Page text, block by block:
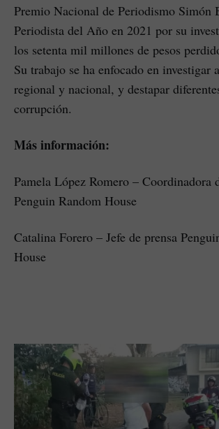
Premio Nacional de Periodismo Simón
Periodista del Año en 2021 por su
los setenta mil millones de pesos
Su trabajo se ha enfocado en investigar
regional y nacional, y destapar
corrupción.
Más información:
Pamela López Romero – Coordinadora
Penguin Random House
Catalina Forero – Jefe de prensa
House